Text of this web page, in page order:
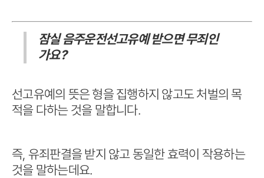
잠실 음주운전선고유예 받으면 무죄인
가요?
선고유예의 뜻은 형을 집행하지 않고도 처벌의 목
적을 다하는 것을 말합니다.
즉, 유죄판결을 받지 않고 동일한 효력이 작용하는
것을 말하는데요.